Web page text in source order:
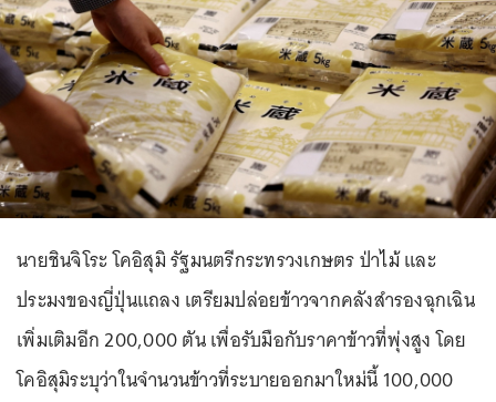
นายชินจิโระ โคอิสุมิ รัฐมนตรีกระทรวงเกษตร ป่าไม้ และ
ประมงของญี่ปุ่นแถลง เตรียมปล่อยข้าวจากคลังสำรองฉุกเฉิน
เพิ่มเติมอีก 200,000 ตัน เพื่อรับมือกับราคาข้าวที่พุ่งสูง โดย
โคอิสุมิระบุว่าในจำนวนข้าวที่ระบายออกมาใหม่นี้ 100,000